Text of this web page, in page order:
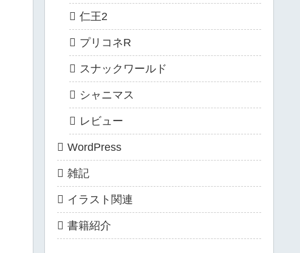
仁王2
プリコネR
スナックワールド
シャニマス
レビュー
WordPress
雑記
イラスト関連
書籍紹介